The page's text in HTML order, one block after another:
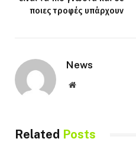
ποιες τροφές υπάρχουν
News
Website
Related Posts